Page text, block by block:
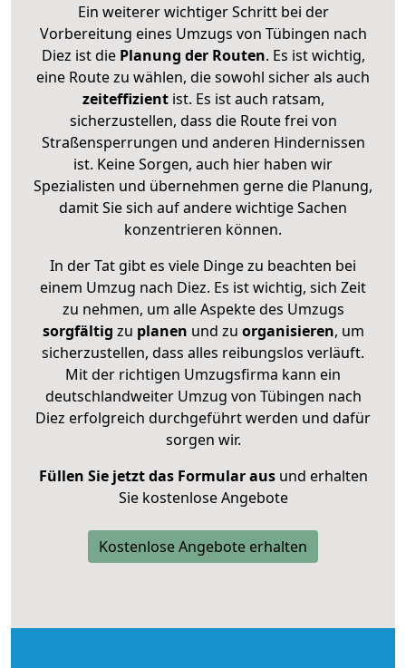
Ein weiterer wichtiger Schritt bei der
Vorbereitung eines Umzugs von Tübingen nach
Diez ist diePlanung der Routen. Es ist wichtig,
eine Route zu wählen, die sowohl sicher als auch
zeiteffizientist. Es ist auch ratsam,
sicherzustellen, dass die Route frei von
Straßensperrungen und anderen Hindernissen
ist. Keine Sorgen, auch hier haben wir
Spezialisten und übernehmen gerne die Planung,
damit Sie sich auf andere wichtige Sachen
konzentrieren können.
In der Tat gibt es viele Dinge zu beachten bei
einem Umzug nach Diez. Es ist wichtig, sich Zeit
zu nehmen, um alle Aspekte des Umzugs
sorgfältig zu planen und zu organisieren, um
sicherzustellen, dass alles reibungslos verläuft.
Mit der richtigen Umzugsfirma kann ein
deutschlandweiter Umzug von Tübingen nach
Diez erfolgreich durchgeführt werden und dafür
sorgen wir.
Füllen Sie jetzt das Formular ausund erhalten
Sie kostenlose Angebote
Kostenlose Angebote erhalten